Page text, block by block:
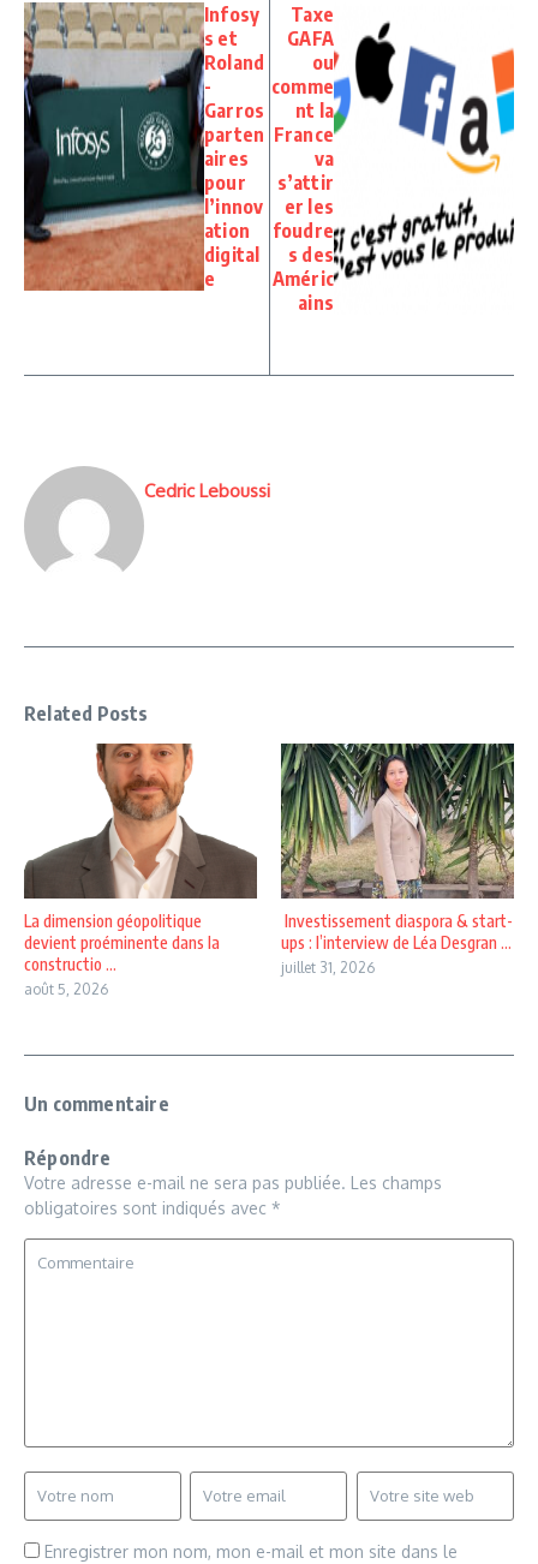
Infosy
s et
Roland
-
Garros
parten
aires
pour
l’innov
ation
digital
e
Taxe
GAFA
ou
comme
nt la
France
va
s’attir
er les
foudre
s des
Améric
ains
Cedric Leboussi
Related Posts
La dimension géopolitique
devient proéminente dans la
constructio ...
août 5, 2026
Investissement diaspora & start-
ups : l’interview de Léa Desgran ...
juillet 31, 2026
Un commentaire
Répondre
Votre adresse e-mail ne sera pas publiée. Les champs
obligatoires sont indiqués avec *
Enregistrer mon nom, mon e-mail et mon site dans le